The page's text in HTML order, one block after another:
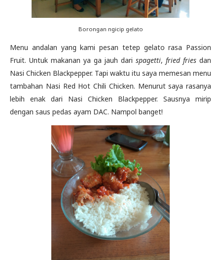
Borongan ngicip gelato
Menu andalan yang kami pesan tetep gelato rasa Passion
Fruit. Untuk makanan ya ga jauh darispagetti,fried fries dan
Nasi Chicken Blackpepper. Tapi waktu itu saya memesan menu
tambahan Nasi Red Hot Chili Chicken. Menurut saya rasanya
lebih enak dari Nasi Chicken Blackpepper. Sausnya mirip
dengan saus pedas ayam DAC. Nampol banget!